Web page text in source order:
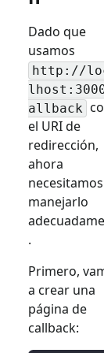
Dado que
usamos
http://
allback
el URI de
redirección,
ahora
necesitamos
manejarlo
.
Primero,
a crear una
página de
callback: